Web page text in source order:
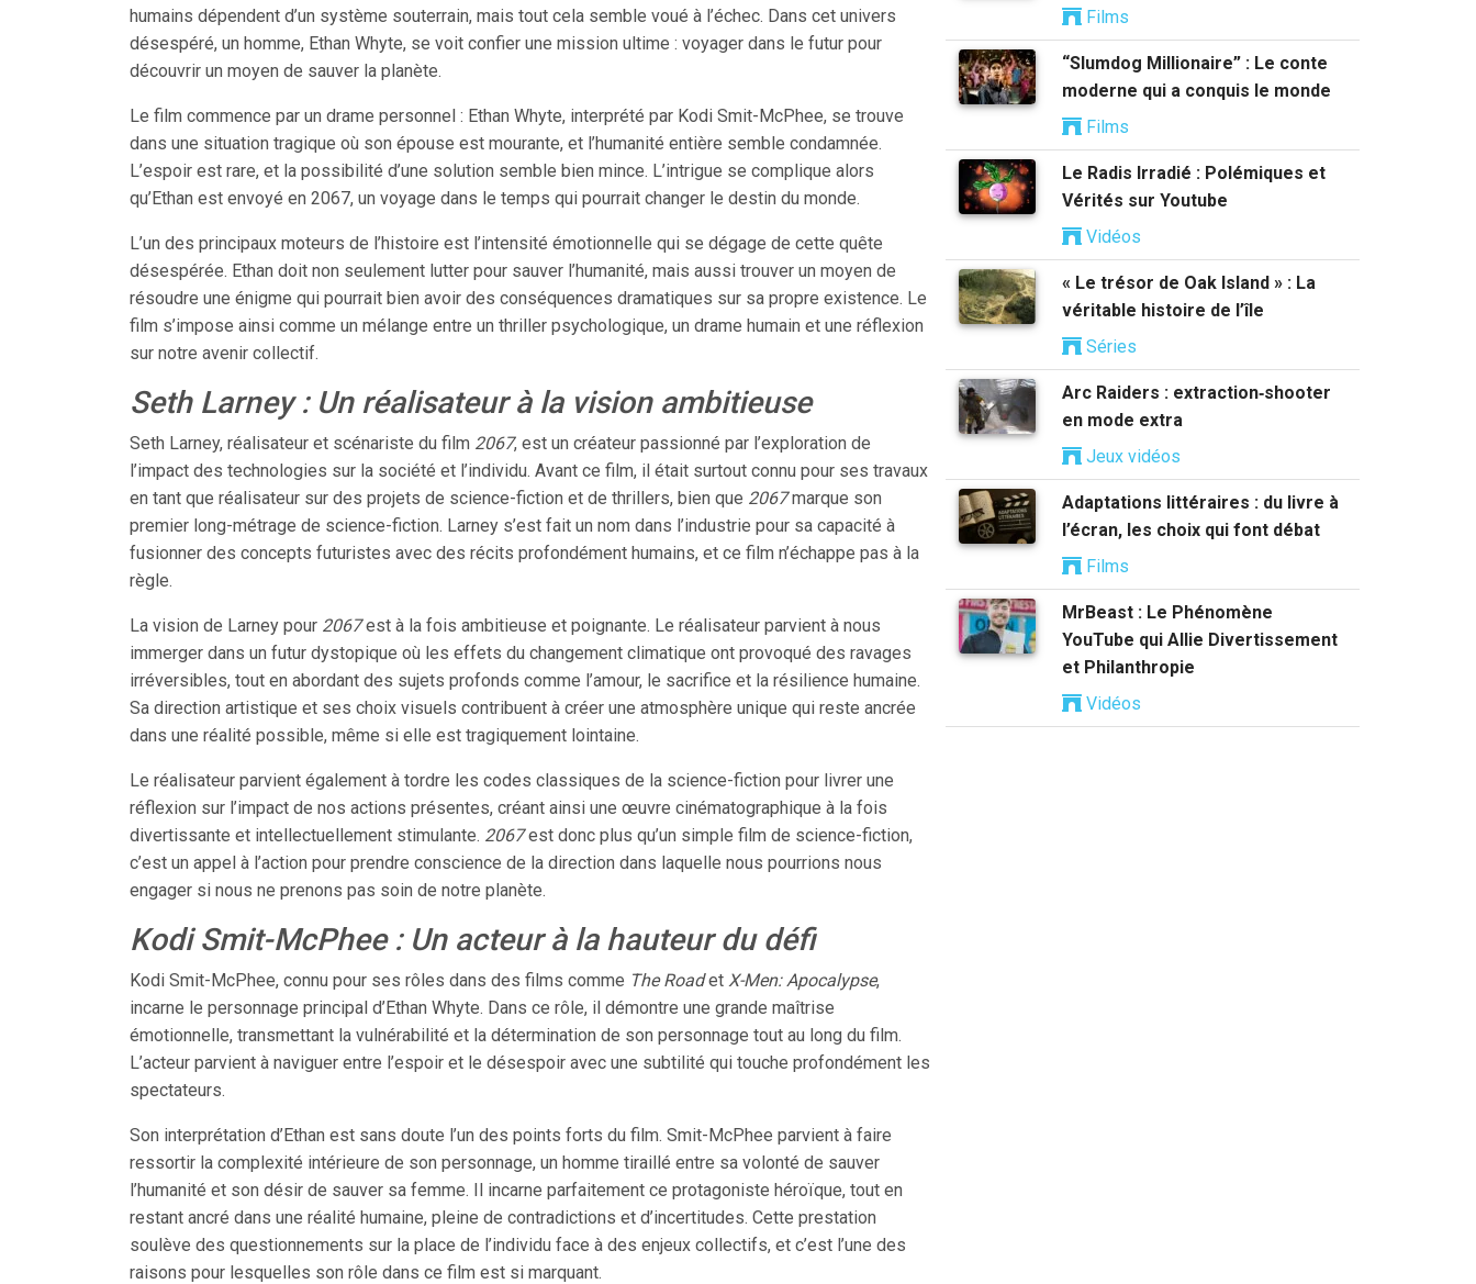
humains dépendent d’un système souterrain, mais tout cela semble voué à l’échec. Dans cet univers
désespéré, un homme, Ethan Whyte, se voit confier une mission ultime : voyager dans le futur pour
découvrir un moyen de sauver la planète.
Le film commence par un drame personnel : Ethan Whyte, interprété par Kodi Smit-McPhee, se trouve
dans une situation tragique où son épouse est mourante, et l’humanité entière semble condamnée.
L’espoir est rare, et la possibilité d’une solution semble bien mince. L’intrigue se complique alors
qu’Ethan est envoyé en 2067, un voyage dans le temps qui pourrait changer le destin du monde.
L’un des principaux moteurs de l’histoire est l’intensité émotionnelle qui se dégage de cette quête
désespérée. Ethan doit non seulement lutter pour sauver l’humanité, mais aussi trouver un moyen de
résoudre une énigme qui pourrait bien avoir des conséquences dramatiques sur sa propre existence. Le
film s’impose ainsi comme un mélange entre un thriller psychologique, un drame humain et une réflexion
sur notre avenir collectif.
Seth Larney : Un réalisateur à la vision ambitieuse
Seth Larney, réalisateur et scénariste du film 2067, est un créateur passionné par l’exploration de
l’impact des technologies sur la société et l’individu. Avant ce film, il était surtout connu pour ses travaux
en tant que réalisateur sur des projets de science-fiction et de thrillers, bien que 2067marque son
premier long-métrage de science-fiction. Larney s’est fait un nom dans l’industrie pour sa capacité à
fusionner des concepts futuristes avec des récits profondément humains, et ce film n’échappe pas à la
règle.
La vision de Larney pour 2067est à la fois ambitieuse et poignante. Le réalisateur parvient à nous
immerger dans un futur dystopique où les effets du changement climatique ont provoqué des ravages
irréversibles, tout en abordant des sujets profonds comme l’amour, le sacrifice et la résilience humaine.
Sa direction artistique et ses choix visuels contribuent à créer une atmosphère unique qui reste ancrée
dans une réalité possible, même si elle est tragiquement lointaine.
Le réalisateur parvient également à tordre les codes classiques de la science-fiction pour livrer une
réflexion sur l’impact de nos actions présentes, créant ainsi une œuvre cinématographique à la fois
divertissante et intellectuellement stimulante. 2067est donc plus qu’un simple film de science-fiction,
c’est un appel à l’action pour prendre conscience de la direction dans laquelle nous pourrions nous
engager si nous ne prenons pas soin de notre planète.
Kodi Smit-McPhee : Un acteur à la hauteur du défi
Kodi Smit-McPhee, connu pour ses rôles dans des films comme The Roadet X-Men: Apocalypse,
incarne le personnage principal d’Ethan Whyte. Dans ce rôle, il démontre une grande maîtrise
émotionnelle, transmettant la vulnérabilité et la détermination de son personnage tout au long du film.
L’acteur parvient à naviguer entre l’espoir et le désespoir avec une subtilité qui touche profondément les
spectateurs.
Son interprétation d’Ethan est sans doute l’un des points forts du film. Smit-McPhee parvient à faire
ressortir la complexité intérieure de son personnage, un homme tiraillé entre sa volonté de sauver
l’humanité et son désir de sauver sa femme. Il incarne parfaitement ce protagoniste héroïque, tout en
restant ancré dans une réalité humaine, pleine de contradictions et d’incertitudes. Cette prestation
soulève des questionnements sur la place de l’individu face à des enjeux collectifs, et c’est l’une des
raisons pour lesquelles son rôle dans ce film est si marquant.
Films
“Slumdog Millionaire” : Le conte
moderne qui a conquis le monde
Films
Le Radis Irradié : Polémiques et
Vérités sur Youtube
Vidéos
« Le trésor de Oak Island » : La
véritable histoire de l’île
Séries
Arc Raiders : extraction‑shooter
en mode extra
Jeux vidéos
Adaptations littéraires : du livre à
l’écran, les choix qui font débat
Films
MrBeast : Le Phénomène
YouTube qui Allie Divertissement
et Philanthropie
Vidéos